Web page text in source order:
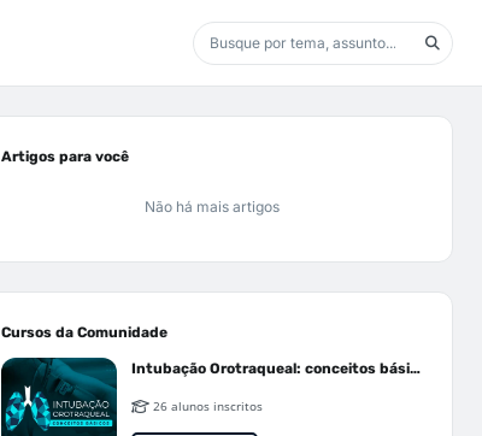
Artigos para você
Não há mais artigos
Cursos da Comunidade
Intubação Orotraqueal: conceitos básicos
26 alunos inscritos